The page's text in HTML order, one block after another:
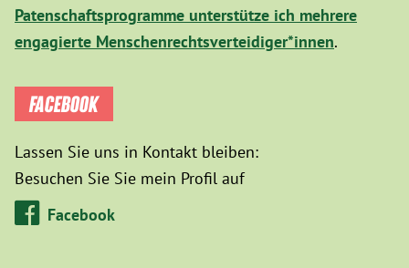
Patenschaftsprogramme unterstütze ich mehrere
engagierte Menschenrechtsverteidiger*innen.
FACEBOOK
Lassen Sie uns in Kontakt bleiben:
Besuchen Sie Sie mein Profil auf
Facebook